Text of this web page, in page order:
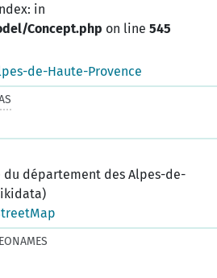
in
Concept.php on line545
de-Haute-Provence
du département des Alpes-de-